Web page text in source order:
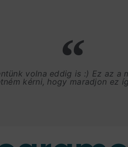
volna eddig is :) Ez az a
kérni, hogy maradjon ez